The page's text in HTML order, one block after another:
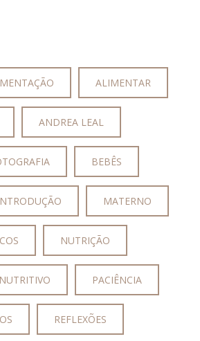
ALIMENTAR
ANDREA LEAL
BEBÊS
MATERNO
NUTRIÇÃO
NUTRITIVO PACIÊNCIA
REFLEXÕES